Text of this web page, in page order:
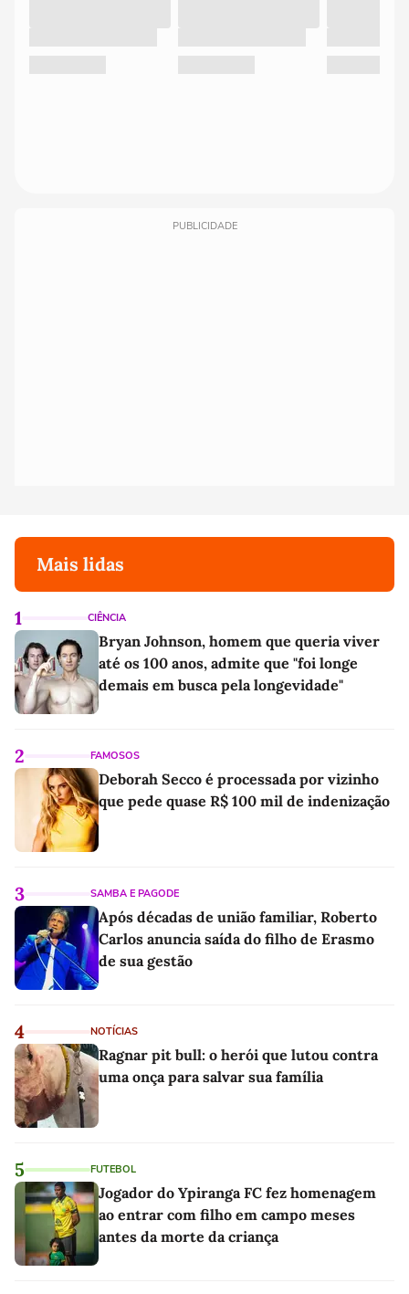
PUBLICIDADE
Mais lidas
1 CIÊNCIA
Bryan Johnson, homem que queria viver
até os 100 anos, admite que "foi longe
demais em busca pela longevidade"
2 FAMOSOS
Deborah Secco é processada por vizinho
que pede quase R$ 100 mil de indenização
3 SAMBA E PAGODE
Após décadas de união familiar, Roberto
Carlos anuncia saída do filho de Erasmo
de sua gestão
4 NOTÍCIAS
Ragnar pit bull: o herói que lutou contra
uma onça para salvar sua família
5 FUTEBOL
Jogador do Ypiranga FC fez homenagem
ao entrar com filho em campo meses
antes da morte da criança